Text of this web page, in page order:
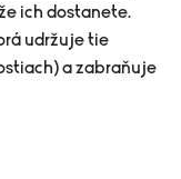
ich dostanete.
udržuje tie
a zabraňuje